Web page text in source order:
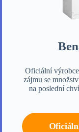
Oficiální
zájmu se
na poslední